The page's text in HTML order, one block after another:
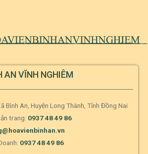
AN VĨNH NGHIÊM
Bình An, Huyện Long Thành, Tỉnh Đồng Nai
trang: 0937 48 49 86
0937 48 49 86